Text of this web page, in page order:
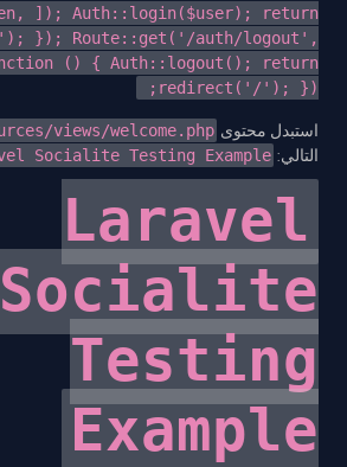
]); Auth::login($user); return
}); Route::get('/auth/logout',
() { Auth::logout(); return
redirect('/'); });
استبدل محتوى views/welcome.php
التالي: Socialite Testing Example
Laravel
Socialite
Testing
Example